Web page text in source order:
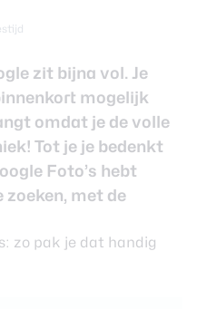
zit bijna vol. Je
mogelijk
omdat je de volle
Tot je je bedenkt
Foto’s hebt
met de